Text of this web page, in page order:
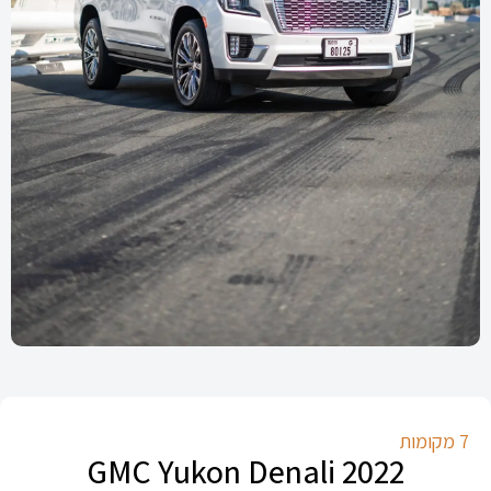
7 מקומות
GMC Yukon Denali 2022